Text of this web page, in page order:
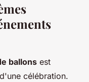
ballons est
célébration.